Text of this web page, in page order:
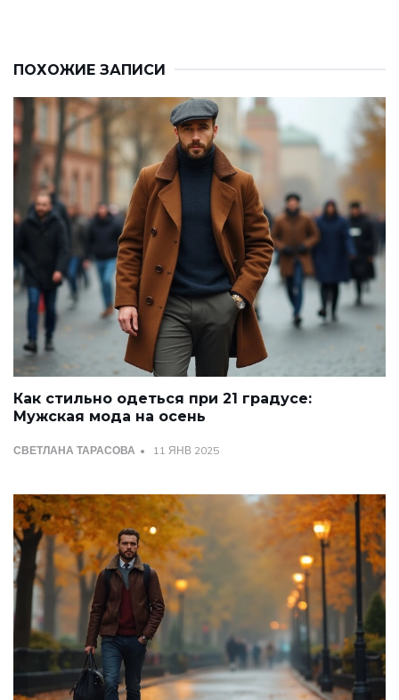
ПОХОЖИЕ ЗАПИСИ
Как стильно одеться при 21 градусе:
Мужская мода на осень
СВЕТЛАНА ТАРАСОВА 11 ЯНВ 2025